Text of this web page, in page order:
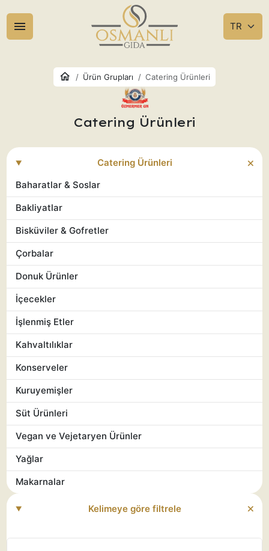
Ürün Grupları Catering Ürünleri
Catering Ürünleri
Catering Ürünleri
Baharatlar & Soslar
Bakliyatlar
Bisküviler & Gofretler
Çorbalar
Donuk Ürünler
İçecekler
İşlenmiş Etler
Kahvaltılıklar
Konserveler
Kuruyemişler
Süt Ürünleri
Vegan ve Vejetaryen Ürünler
Yağlar
Makarnalar
Kelimeye göre filtrele